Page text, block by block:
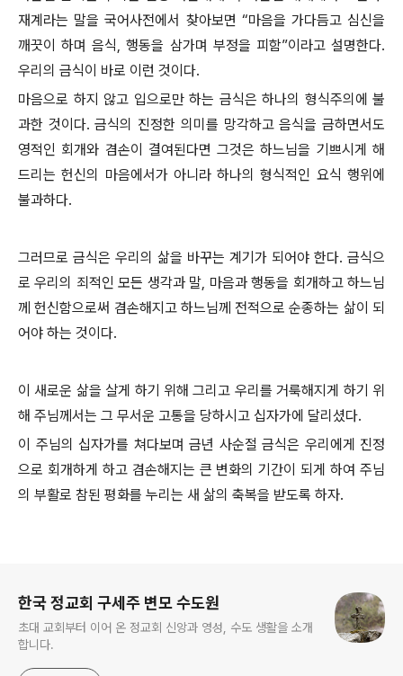
재계라는 말을 국어사전에서 찾아보면 “마음을 가다듬고 심신을
깨끗이 하며 음식, 행동을 삼가며 부정을 피함”이라고 설명한다.
우리의 금식이 바로 이런 것이다.
마음으로 하지 않고 입으로만 하는 금식은 하나의 형식주의에 불
과한 것이다. 금식의 진정한 의미를 망각하고 음식을 금하면서도
영적인 회개와 겸손이 결여된다면 그것은 하느님을 기쁘시게 해
드리는 헌신의 마음에서가 아니라 하나의 형식적인 요식 행위에
불과하다.
그러므로 금식은 우리의 삶을 바꾸는 계기가 되어야 한다. 금식으
로 우리의 죄적인 모든 생각과 말, 마음과 행동을 회개하고 하느님
께 헌신함으로써 겸손해지고 하느님께 전적으로 순종하는 삶이 되
어야 하는 것이다.
이 새로운 삶을 살게 하기 위해 그리고 우리를 거룩해지게 하기 위
해 주님께서는 그 무서운 고통을 당하시고 십자가에 달리셨다.
이 주님의 십자가를 쳐다보며 금년 사순절 금식은 우리에게 진정
으로 회개하게 하고 겸손해지는 큰 변화의 기간이 되게 하여 주님
의 부활로 참된 평화를 누리는 새 삶의 축복을 받도록 하자.
한국 정교회 구세주 변모 수도원
초대 교회부터 이어 온 정교회 신앙과 영성, 수도 생활을 소개
합니다.